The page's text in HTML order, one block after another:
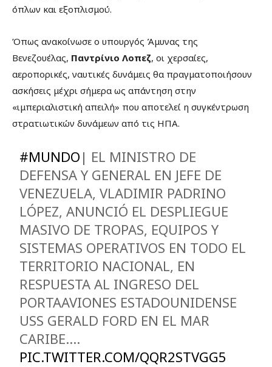
όπλων και εξοπλισμού.
Όπως ανακοίνωσε ο υπουργός Άμυνας της
Βενεζουέλας, Παντρίνιο Λοπεζ, οι χερσαίες,
αεροπορικές, ναυτικές δυνάμεις θα πραγματοποιήσουν
ασκήσεις μέχρι σήμερα ως απάντηση στην
«ιμπεριαλιστική απειλή» που αποτελεί η συγκέντρωση
στρατιωτικών δυνάμεων από τις ΗΠΑ.
#MUNDO | EL MINISTRO DE
DEFENSA Y GENERAL EN JEFE DE
VENEZUELA, VLADIMIR PADRINO
LÓPEZ, ANUNCIÓ EL DESPLIEGUE
MASIVO DE TROPAS, EQUIPOS Y
SISTEMAS OPERATIVOS EN TODO EL
TERRITORIO NACIONAL, EN
RESPUESTA AL INGRESO DEL
PORTAAVIONES ESTADOUNIDENSE
USS GERALD FORD EN EL MAR
CARIBE.…
PIC.TWITTER.COM/QQR2STVGG5